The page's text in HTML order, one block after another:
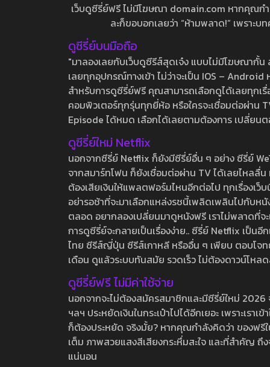
เว็บดูซีรี่ย์ฟรี ไม่มีโฆษณา domain.com หากคุณก
ละก็ขอบอกเลยว่า “ห้ามพลาด!” เพราะ
ดูซีรี่ย์บนมือถือ
"มาลองเลยกับเว็บดูซีรีส์สุดเจ๋ง แบบไม่มีโฆษณากั้
เลยทุกอุปกรณ์ทางเข้า ไม่ว่าจะเป็น IOS –
สำหรับการดูซีรี่ย์ฟรี คุณสามารถเลือกดูได้เลยทุกเ
คอมพิวเตอร์ทุกรุ่นทุกยี่ห้อ หรือใครจะเชื่อมต่อผ่าน
Episode ได้หมด เลือกได้เลยตามต้องการ เปลี่ยน
ดูซีรี่ย์ใหม่ Netflix
นอกจากซีรี่ย์ Netflix ก็ยังมีซีรี่ย์อื่น ๆ อย่าง ซีรี่ย์
จากสมาร์ทโฟน ก็ยังเชื่อมต่อผ่าน TV ได้เลยไหลลื่
ต้องเสียเงินให้แพลตฟอร์มไหนอีกต่อไป ทุกเรื่องเว็
อย่ารอช้าที่จะมาเลือกแหล่งรชนี้เพลิดเพลินไปกับห
ตลอด อยากลองเปลี่ยนมาดูหนังฟรี เราไม่พลาดที่
การดูซีรี่ย์จะกลายเป็นเรื่องง่าย.. ซีรี่ย์ Netflix เป็น
ไทย ซีรีส์ญี่ปุ่น ซีรีส์เกาหลี หรืออื่น ๆ เพียบ ตอบโจท
เดือน ดูแล้วระบบทันสมัย รวดเร็ว ไม่ต้องดาวน์โห
ดูซีรี่ย์ฟรี ไม่มีค่าใช้จ่าย
นอกจากจะไม่ต้องสมัครสมาชิกและมีซีรี่ย์ใหม่
ฯลฯ ประหยัดเงินในกระเป๋าไปได้อีกเยอะ เพราะเร
ก็ต้องประหยัด จริงมั้ย? หากคุณกำลังคิดว่า ของฟ
เต็ม ภาพสวยแสงสีเสียงกระหึ่มสะใจ และที่สำคัญ
แน่นอน